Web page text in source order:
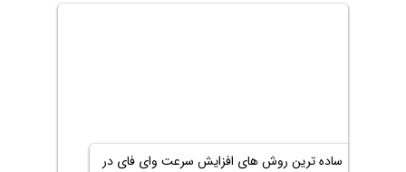
ساده ترین روش های افزایش سرعت وای فای در